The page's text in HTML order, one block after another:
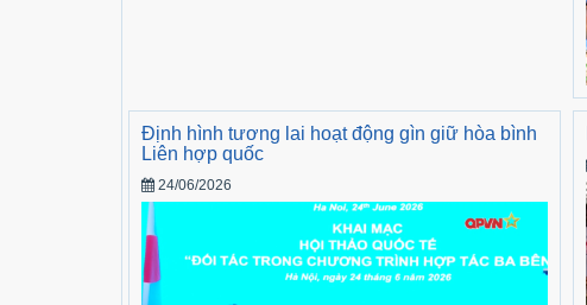
Định hình tương lai hoạt động gìn giữ hòa bình
Liên hợp quốc
24/06/2026